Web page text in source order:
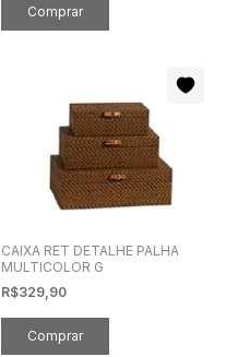
CAIXA RET DETALHE PALHA
MULTICOLOR G
R$329,90